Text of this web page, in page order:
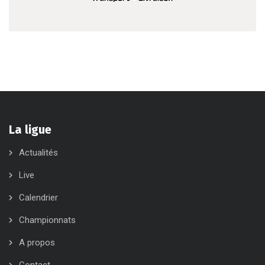
La ligue
Actualités
Live
Calendrier
Championnats
A propos